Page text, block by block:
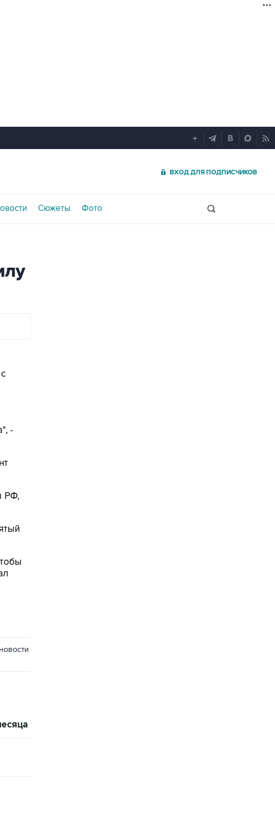
ВХОД ДЛЯ ПОДПИСЧИКОВ
Сюжеты Фото
-
РФ,